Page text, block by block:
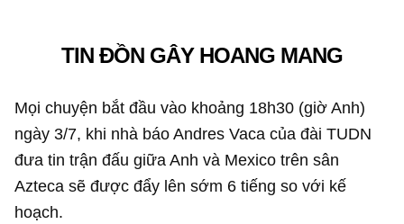
TIN ĐỒN GÂY HOANG MANG
Mọi chuyện bắt đầu vào khoảng 18h30 (giờ Anh)
ngày 3/7, khi nhà báo Andres Vaca của đài TUDN
đưa tin trận đấu giữa Anh và Mexico trên sân
Azteca sẽ được đẩy lên sớm 6 tiếng so với kế
hoạch.